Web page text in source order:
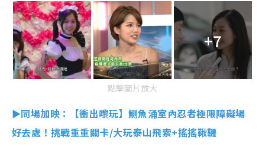
+7
點擊圖片放大
►同場加映：【衝出嚟玩】鰂魚涌室內忍者極限障礙場
好去處！挑戰重重關卡/大玩泰山飛索+搖搖鞦韆